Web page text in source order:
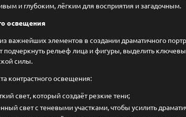
и глубоким, лёгким для восприятия и загадочным.
освещения
важнейших элементов в создании драматичного
подчеркнуть рельеф лица и фигуры, выделить
силы.
контрастного освещения:
свет, который создаёт резкие тени;
свет с теневыми участками, чтобы усилить